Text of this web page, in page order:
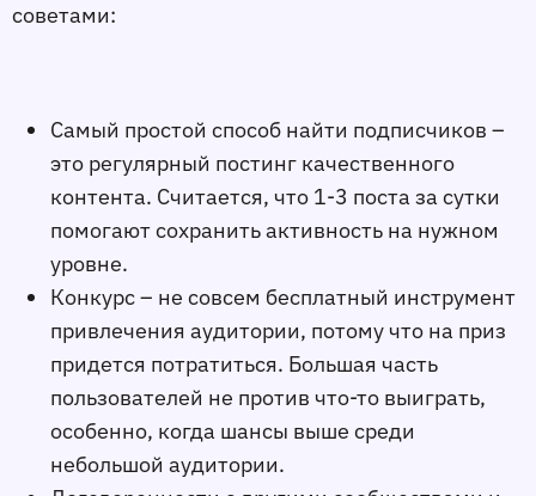
советами:
Самый простой способ найти подписчиков –
это регулярный постинг качественного
контента. Считается, что 1-3 поста за сутки
помогают сохранить активность на нужном
уровне.
Конкурс – не совсем бесплатный инструмент
привлечения аудитории, потому что на приз
придется потратиться. Большая часть
пользователей не против что-то выиграть,
особенно, когда шансы выше среди
небольшой аудитории.